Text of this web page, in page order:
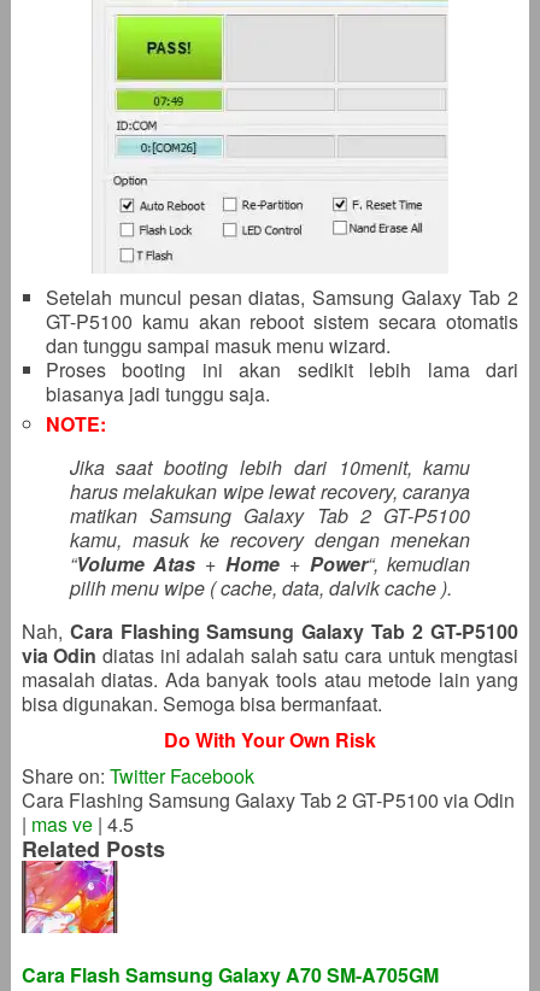
Setelah muncul pesan diatas, Samsung Galaxy Tab 2
GT-P5100 kamu akan reboot sistem secara otomatis
dan tunggu sampai masuk menu wizard.
Proses booting ini akan sedikit lebih lama dari
biasanya jadi tunggu saja.
NOTE:
Jika saat booting lebih dari 10menit, kamu
harus melakukan wipe lewat recovery, caranya
matikan Samsung Galaxy Tab 2 GT-P5100
kamu, masuk ke recovery dengan menekan
“Volume Atas + Home+ Power“, kemudian
pilih menu wipe ( cache, data, dalvik cache ).
Nah, Cara Flashing Samsung Galaxy Tab 2 GT-P5100
via Odin diatas ini adalah salah satu cara untuk mengtasi
masalah diatas. Ada banyak tools atau metode lain yang
bisa digunakan. Semoga bisa bermanfaat.
Do With Your Own Risk
Share on: Twitter Facebook
Cara Flashing Samsung Galaxy Tab 2 GT-P5100 via Odin
| mas ve | 4.5
Related Posts
Cara Flash Samsung Galaxy A70 SM-A705GM